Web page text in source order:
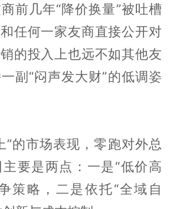
前几年“降价换量”被吐槽
任何一家友商直接公开对
的投入上也远不如其他友
副“闷声发大财”的低调姿
”的市场表现，零跑对外总
要是两点：一是“低价高
策略，二是依托“全域自